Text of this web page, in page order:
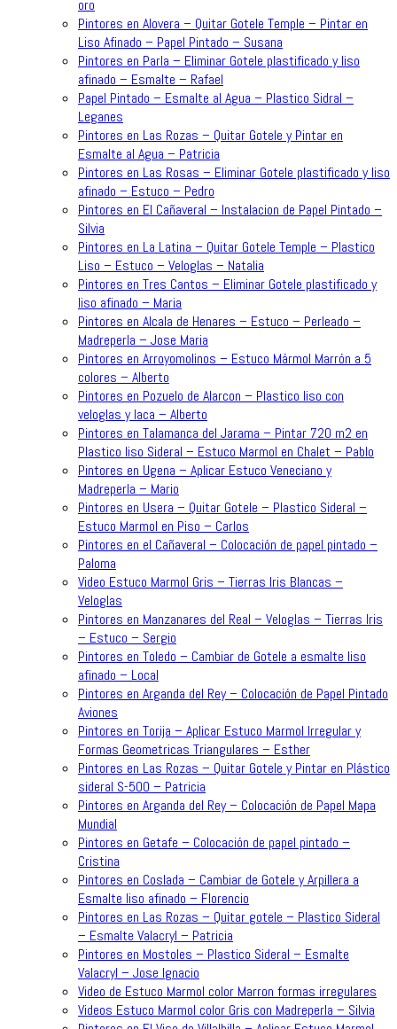
oro
Pintores en Alovera – Quitar Gotele Temple – Pintar en
Liso Afinado – Papel Pintado – Susana
Pintores en Parla – Eliminar Gotele plastificado y liso
afinado – Esmalte – Rafael
Papel Pintado – Esmalte al Agua – Plastico Sidral –
Leganes
Pintores en Las Rozas – Quitar Gotele y Pintar en
Esmalte al Agua – Patricia
Pintores en Las Rosas – Eliminar Gotele plastificado y liso
afinado – Estuco – Pedro
Pintores en El Cañaveral – Instalacion de Papel Pintado –
Silvia
Pintores en La Latina – Quitar Gotele Temple – Plastico
Liso – Estuco – Veloglas – Natalia
Pintores en Tres Cantos – Eliminar Gotele plastificado y
liso afinado – Maria
Pintores en Alcala de Henares – Estuco – Perleado –
Madreperla – Jose Maria
Pintores en Arroyomolinos – Estuco Mármol Marrón a 5
colores – Alberto
Pintores en Pozuelo de Alarcon – Plastico liso con
veloglas y laca – Alberto
Pintores en Talamanca del Jarama – Pintar 720 m2 en
Plastico liso Sideral – Estuco Marmol en Chalet – Pablo
Pintores en Ugena – Aplicar Estuco Veneciano y
Madreperla – Mario
Pintores en Usera – Quitar Gotele – Plastico Sideral –
Estuco Marmol en Piso – Carlos
Pintores en el Cañaveral – Colocación de papel pintado –
Paloma
Video Estuco Marmol Gris – Tierras Iris Blancas –
Veloglas
Pintores en Manzanares del Real – Veloglas – Tierras Iris
– Estuco – Sergio
Pintores en Toledo – Cambiar de Gotele a esmalte liso
afinado – Local
Pintores en Arganda del Rey – Colocación de Papel Pintado
Aviones
Pintores en Torija – Aplicar Estuco Marmol Irregular y
Formas Geometricas Triangulares – Esther
Pintores en Las Rozas – Quitar Gotele y Pintar en Plástico
sideral S-500 – Patricia
Pintores en Arganda del Rey – Colocación de Papel Mapa
Mundial
Pintores en Getafe – Colocación de papel pintado –
Cristina
Pintores en Coslada – Cambiar de Gotele y Arpillera a
Esmalte liso afinado – Florencio
Pintores en Las Rozas – Quitar gotele – Plastico Sideral
– Esmalte Valacryl – Patricia
Pintores en Mostoles – Plastico Sideral – Esmalte
Valacryl – Jose Ignacio
Video de Estuco Marmol color Marron formas irregulares
Videos Estuco Marmol color Gris con Madreperla – Silvia